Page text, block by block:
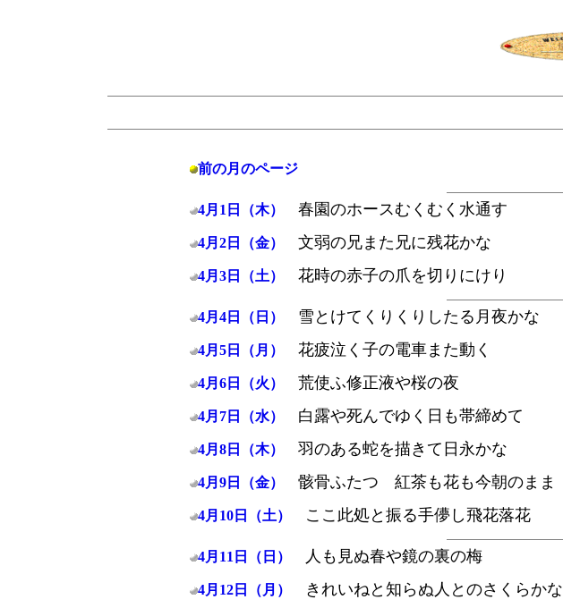
前の月のページ
4月1日（木） 春園のホースむくむく水通す
4月2日（金） 文弱の兄また兄に残花かな
4月3日（土） 花時の赤子の爪を切りにけり
4月4日（日） 雪とけてくりくりしたる月夜かな
4月5日（月） 花疲泣く子の電車また動く
4月6日（火） 荒使ふ修正液や桜の夜
4月7日（水） 白露や死んでゆく日も帯締めて
4月8日（木） 羽のある蛇を描きて日永かな
4月9日（金） 骸骨ふたつ 紅茶も花も今朝のまま
4月10日（土） ここ此処と振る手儚し飛花落花
4月11日（日） 人も見ぬ春や鏡の裏の梅
4月12日（月） きれいねと知らぬ人とのさくらかな